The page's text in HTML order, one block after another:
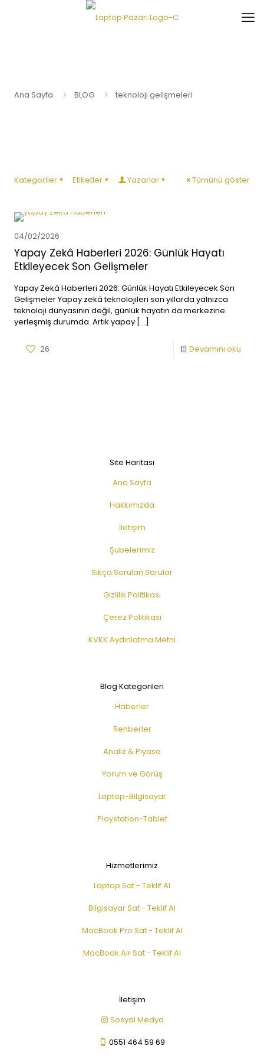
Ana Sayfa BLOG teknoloji gelişmeleri
Kategoriler Etiketler Yazarlar Tümünü göster
04/02/2026
Yapay Zekâ Haberleri 2026: Günlük Hayatı
Etkileyecek Son Gelişmeler
Yapay Zekâ Haberleri 2026: Günlük Hayatı Etkileyecek Son
Gelişmeler Yapay zekâ teknolojileri son yıllarda yalnızca
teknoloji dünyasının değil, günlük hayatın da merkezine
yerleşmiş durumda. Artık yapay […]
26 Devamını oku
Site Haritası
Ana Sayfa
Hakkımızda
İletişim
Şubelerimiz
Sıkça Sorulan Sorular
Gizlilik Politikası
Çerez Politikası
KVKK Aydınlatma Metni
Blog Kategorileri
Haberler
Rehberler
Analiz & Piyasa
Yorum ve Görüş
Laptop-Bilgisayar
Playstation-Tablet
Hizmetlerimiz
Laptop Sat - Teklif Al
Bilgisayar Sat - Teklif Al
MacBook Pro Sat - Teklif Al
MacBook Air Sat - Teklif Al
İletişim
Sosyal Medya
0551 464 59 69